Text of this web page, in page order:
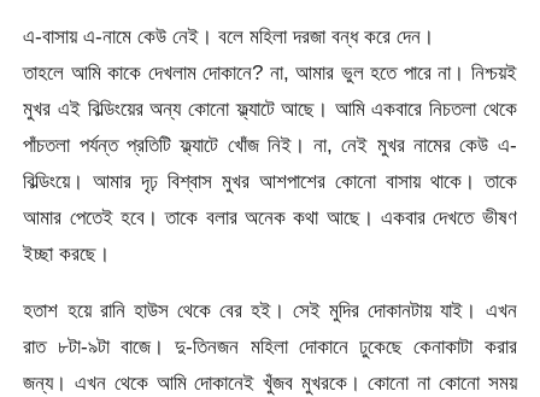
এ-বাসায় এ-নামে কেউ নেই। বলে মহিলা দরজা বন্ধ করে দেন।
তাহলে আমি কাকে দেখলাম দোকানে? না, আমার ভুল হতে পারে না। নিশ্চয়ই
মুখর এই বিল্ডিংয়ের অন্য কোনো ফ্ল্যাটে আছে। আমি একবারে নিচতলা থেকে
পাঁচতলা পর্যন্ত প্রতিটি ফ্ল্যাটে খোঁজ নিই। না, নেই মুখর নামের কেউ এ-
বিল্ডিংয়ে। আমার দৃঢ় বিশ্বাস মুখর আশপাশের কোনো বাসায় থাকে। তাকে
আমার পেতেই হবে। তাকে বলার অনেক কথা আছে। একবার দেখতে ভীষণ
ইচ্ছা করছে।
হতাশ হয়ে রানি হাউস থেকে বের হই। সেই মুদির দোকানটায় যাই। এখন
রাত ৮টা-৯টা বাজে। দু-তিনজন মহিলা দোকানে ঢুকেছে কেনাকাটা করার
জন্য। এখন থেকে আমি দোকানেই খুঁজব মুখরকে। কোনো না কোনো সময়